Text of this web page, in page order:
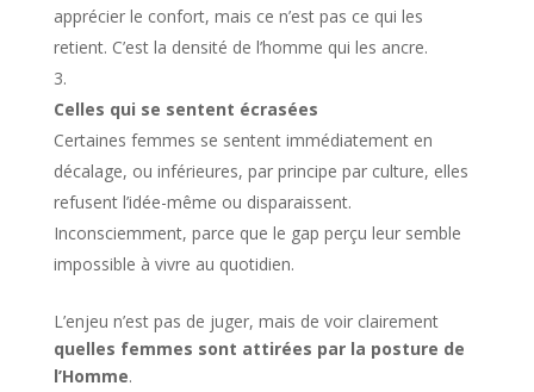
apprécier le confort, mais ce n’est pas ce qui les
retient. C’est la densité de l’homme qui les ancre.
Celles qui se sentent écrasées
Certaines femmes se sentent immédiatement en
décalage, ou inférieures, par principe par culture, elles
refusent l’idée-même ou disparaissent.
Inconsciemment, parce que le gap perçu leur semble
impossible à vivre au quotidien.
L’enjeu n’est pas de juger, mais de voir clairement
quelles femmes sont attirées par la posture de
l’Homme.